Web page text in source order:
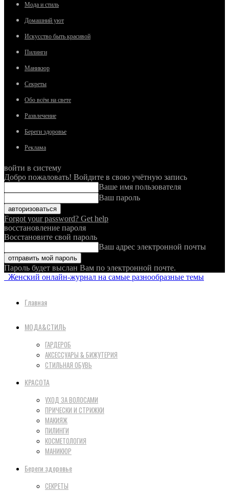
Мода и стиль
Домашний уют
Искусство быть красивой
Пилинги
Маникюр
Секреты
Обо всём на свете
Развлечение
Береги здоровье
Реклама
войти в систему
Добро пожаловать! Войдите в свою учётную запись
Ваше имя пользователя
Ваш пароль
Forgot your password? Get help
восстановление пароля
Восстановите свой пароль
Ваш адрес электронной почты
Пароль будет выслан Вам по электронной почте.
Женский онлайн-журнал на самые разнообразные темы
Главная
МОДА&СТИЛЬ
ГАРДЕРОБ
АКСЕССУАРЫ & БИЖУТЕРИЯ
СТИЛЬНАЯ ОБУВЬ
КРАСОТА
УХОД ЗА ВОЛОСАМИ
ПРИЧЕСКИ И СТРИЖКИ
МАКИЯЖ
ПИЛИНГИ
КОСМЕТОЛОГИЯ
МАНИКЮР
Береги здоровье
СЕКРЕТЫ